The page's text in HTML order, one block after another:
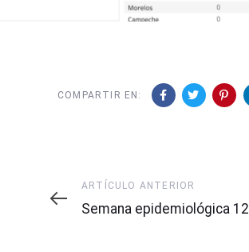
COMPARTIR EN:
Artículo
Anterior
ARTÍCULO ANTERIOR
Semana epidemiológica 12